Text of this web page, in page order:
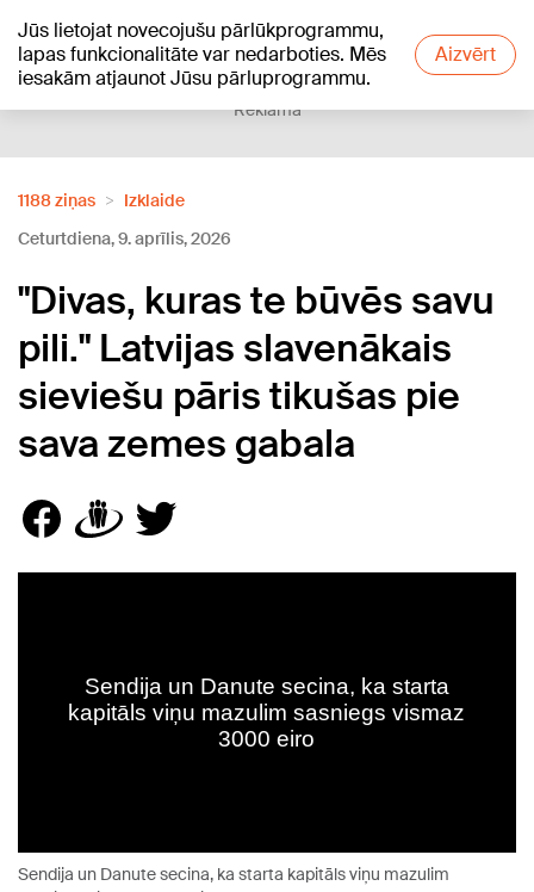
Jūs lietojat novecojušu pārlūkprogrammu,
lapas funkcionalitāte var nedarboties. Mēs
iesakām atjaunot Jūsu pārluprogrammu.
Aizvērt
+17°C
Reklāma
1188 ziņas
Izklaide
Ceturtdiena, 9. aprīlis, 2026
"Divas, kuras te būvēs savu
pili." Latvijas slavenākais
sieviešu pāris tikušas pie
sava zemes gabala
Sendija un Danute secina, ka starta kapitāls viņu mazulim